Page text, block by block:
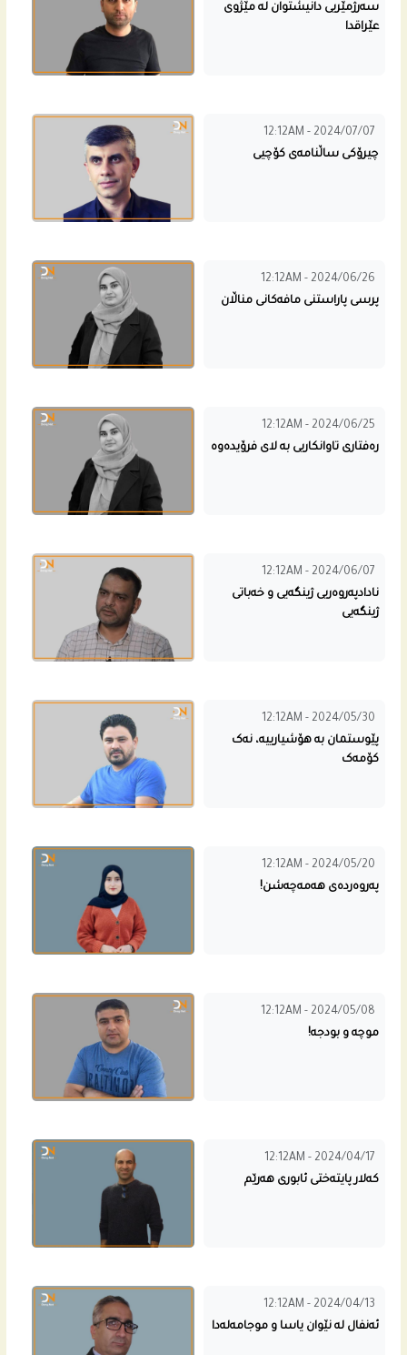
سەرژمێریی دانیشتوان لە مێژوی
عێراقدا
12:12AM - 2024/07/07
چیرۆکی ساڵنامەی کۆچیی
12:12AM - 2024/06/26
پرسی پاراستنی مافەكانی مناڵان
12:12AM - 2024/06/25
ره‌فتاری تاوانكاريی بە لای فرۆیدەوە
12:12AM - 2024/06/07
نادادپەروەریى ژینگەیى و خەباتى
ژینگەیى
12:12AM - 2024/05/30
پێوستمان بە هۆشیارییە، نەک
کۆمەک
12:12AM - 2024/05/20
پەروەردەی هەمەچەشن!
12:12AM - 2024/05/08
موچە و بودجە!
12:12AM - 2024/04/17
کەلار پایتەختی ئابوری هەرێم
12:12AM - 2024/04/13
ئه‌نفال له‌ نێوان یاسا و موجامه‌له‌دا